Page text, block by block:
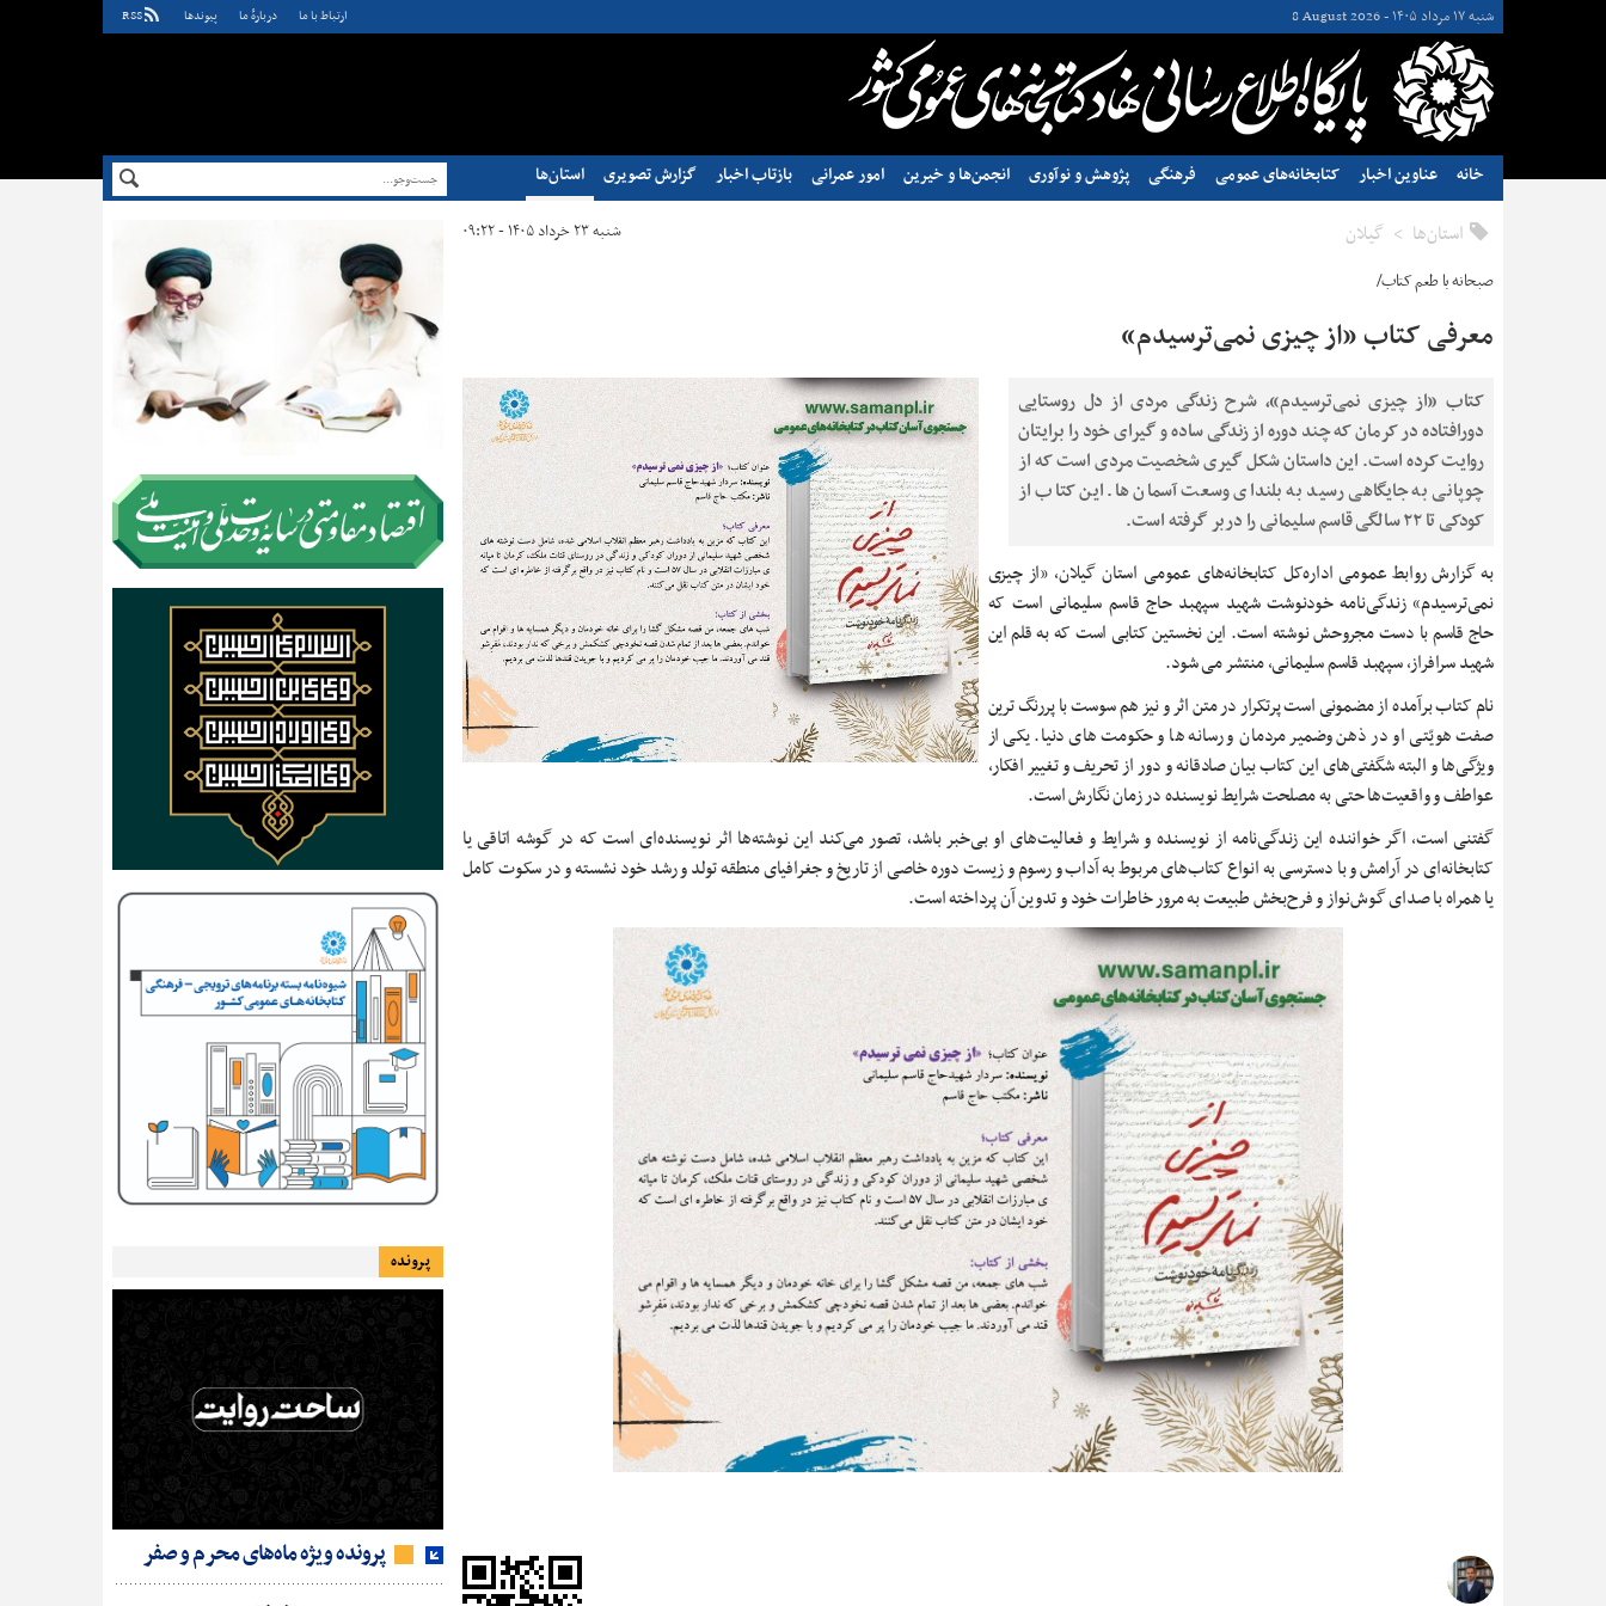
شنبه ۱۷ مرداد ۱۴۰۵ - 8 August 2026 ارتباط با ما دربارهٔ ما پيوندها RSS
خانه عناوین اخبار کتابخانه‌های عمومی فرهنگی پژوهش و نوآوری انجمن‌ها و خیرین امور عمرانی بازتاب اخبار گزارش تصویری استان‌ها
استان‌ها گيلان شنبه ۲۳ خرداد ۱۴۰۵ - ۰۹:۲۲
صبحانه با طعم کتاب/
معرفی کتاب «از چیزی نمی‌ترسیدم»
کتاب «از چیزی نمی‌ترسیدم»، شرح زندگی مردی از دل روستایی
دورافتاده در کرمان که چند دوره از زندگی ساده و گیرای خود را برایتان
روایت کرده است. این داستان شکل گیری شخصیت مردی است که از
چوپانی به جایگاهی رسید به بلندای وسعت آسمان ها. این کتاب از
کودکی تا ۲۲ سالگی قاسم سلیمانی را دربر گرفته است.
به گزارش روابط عمومی اداره‌کل کتابخانه‌های عمومی استان گیلان، «از چیزی
نمی‌ترسیدم» زندگی‌نامه خودنوشت شهید سپهبد حاج قاسم سلیمانی است که
حاج قاسم با دست مجروحش نوشته است. این نخستین کتابی است که به قلم این
شهید سرافراز، سپهبد قاسم سلیمانی، منتشر می شود.
نام کتاب برآمده از مضمونی است پرتکرار در متن اثر و نیز هم سوست با پررنگ ترین
صفت هویّتی او در ذهن وضمیر مردمان و رسانه ها و حکومت های دنیا. یکی از
ویژگی‌ها و البته شگفتی‌های این کتاب بیان صادقانه و دور از تحریف و تغییر افکار،
عواطف و واقعیت‌ها حتی به مصلحت شرایط نویسنده در زمان نگارش است.
گفتنی است، اگر خواننده‌ این زندگی‌نامه از نویسنده و شرایط و فعالیت‌های او بی‌خبر باشد، تصور می‌کند این نوشته‌ها اثر نویسنده‌ای است که در گوشه‌ اتاقی یا
کتابخانه‌ای در آرامش و با دسترسی به انواع کتاب‌های مربوط به آداب و رسوم و زیست دوره‌ خاصی از تاریخ و جغرافیای منطقه‌ تولد و رشد خود نشسته و در سکوت کامل
یا همراه با صدای گوش‌نواز و فرح‌بخش طبیعت به مرور خاطرات خود و تدوین آن پرداخته است.
پرونده
پرونده ویژه ماه‌های محرم و صفر